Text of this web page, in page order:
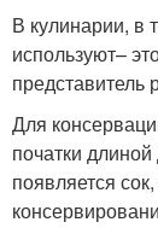
В кулинарии, в
используют–
представитель
Для
початки
появляется